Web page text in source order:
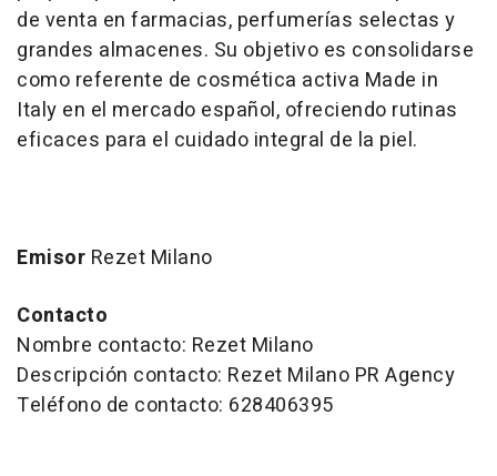
de venta en farmacias, perfumerías selectas y
grandes almacenes. Su objetivo es consolidarse
como referente de cosmética activa Made in
Italy en el mercado español, ofreciendo rutinas
eficaces para el cuidado integral de la piel.
Emisor Rezet Milano
Contacto
Nombre contacto: Rezet Milano
Descripción contacto: Rezet Milano PR Agency
Teléfono de contacto: 628406395